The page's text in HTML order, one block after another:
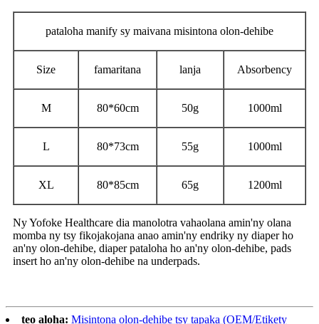
pataloha manify sy maivana misintona olon-dehibe
Size famaritana lanja Absorbency
M 80*60cm 50g 1000ml
L 80*73cm 55g 1000ml
XL 80*85cm 65g 1200ml
Ny Yofoke Healthcare dia manolotra vahaolana amin'ny olana
momba ny tsy fikojakojana anao amin'ny endriky ny diaper ho
an'ny olon-dehibe, diaper pataloha ho an'ny olon-dehibe, pads
insert ho an'ny olon-dehibe na underpads.
teo aloha: Misintona olon-dehibe tsy tapaka (OEM/Etikety